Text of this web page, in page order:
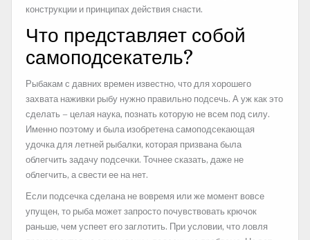
конструкции и принципах действия снасти.
Что представляет собой
самоподсекатель?
Рыбакам с давних времен известно, что для хорошего
захвата наживки рыбу нужно правильно подсечь. А уж как это
сделать – целая наука, познать которую не всем под силу.
Именно поэтому и была изобретена самоподсекающая
удочка для летней рыбалки, которая призвана была
облегчить задачу подсечки. Точнее сказать, даже не
облегчить, а свести ее на нет.
Если подсечка сделана не вовремя или же момент вовсе
упущен, то рыба может запросто почувствовать крючок
раньше, чем успеет его заглотить. При условии, что ловля